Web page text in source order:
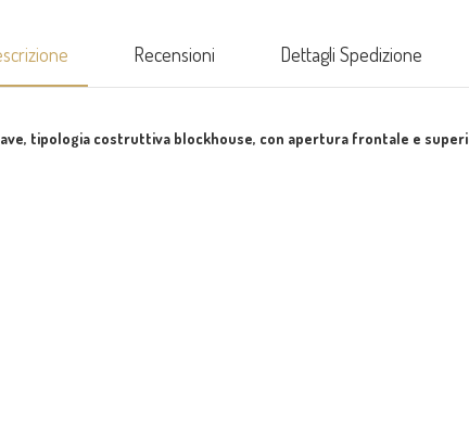
Recensioni Dettagli Spedizione
tipologia costruttiva blockhouse, con apertura frontale e